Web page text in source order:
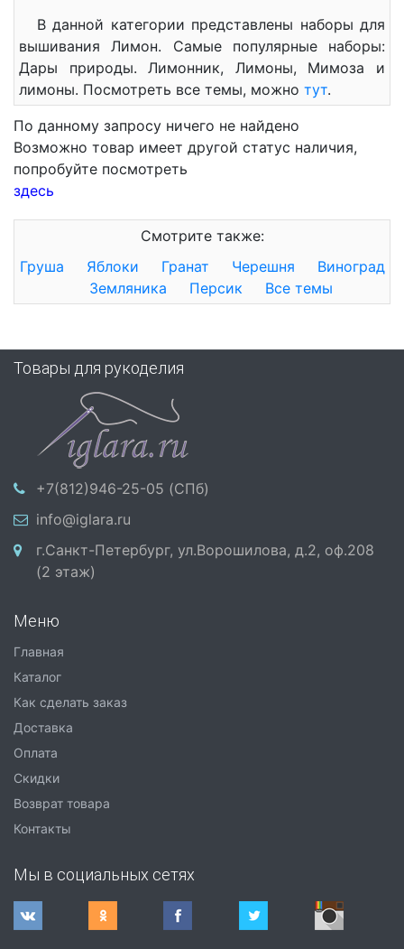
В данной категории представлены наборы для
вышивания Лимон. Самые популярные наборы:
Дары природы. Лимонник, Лимоны, Мимоза и
лимоны. Посмотреть все темы, можно тут.
По данному запросу ничего не найдено
Возможно товар имеет другой статус наличия,
попробуйте посмотреть
здесь
Смотрите также:
Груша
Яблоки Гранат Черешня
Виноград
Земляника
Персик Все темы
Товары для рукоделия
+7(812)946-25-05 (СПб)
info@iglara.ru
г.Санкт-Петербург, ул.Ворошилова, д.2, оф.208
(2 этаж)
Меню
Главная
Каталог
Как сделать заказ
Доставка
Оплата
Скидки
Возврат товара
Контакты
Мы в социальных сетях